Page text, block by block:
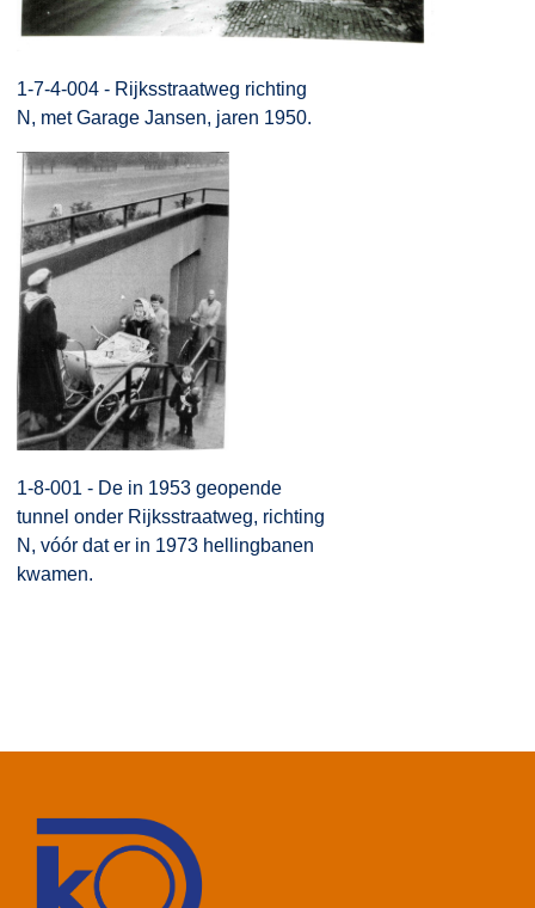
1-7-4-004 - Rijksstraatweg richting
N, met Garage Jansen, jaren 1950.
1-8-001 - De in 1953 geopende
tunnel onder Rijksstraatweg, richting
N, vóór dat er in 1973 hellingbanen
kwamen.